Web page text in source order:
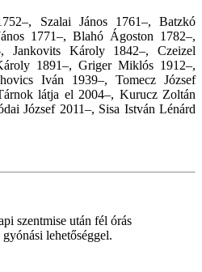
Szalai János 1761–, Batzkó
1771–, Blahó Ágoston 1782–,
Jankovits Károly 1842–, Czeizel
1891–, Griger Miklós 1912–,
Iván 1939–, Tomecz József
látja el 2004–, Kurucz Zoltán
József 2011–, Sisa István Lénárd
szentmise után fél órás
lehetőséggel.